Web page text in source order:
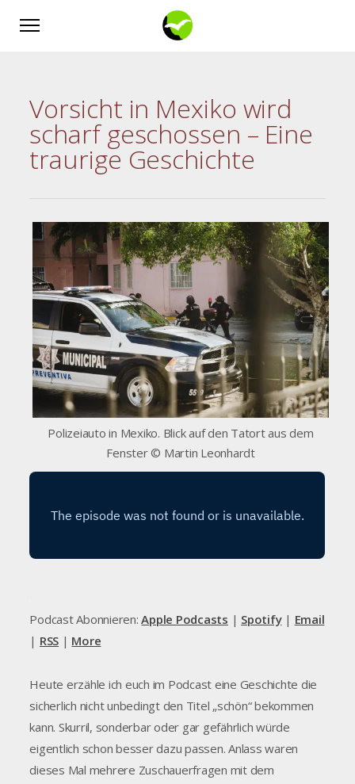
Vorsicht in Mexiko wird
scharf geschossen – Eine
traurige Geschichte
Polizeiauto in Mexiko. Blick auf den Tatort aus dem
Fenster © Martin Leonhardt
Podcast Abonnieren:Apple Podcasts | Spotify| Email
| RSS | More
Heute erzähle ich euch im Podcast eine Geschichte die
sicherlich nicht unbedingt den Titel „schön“ bekommen
kann. Skurril, sonderbar oder gar gefährlich würde
eigentlich schon besser dazu passen. Anlass waren
dieses Mal mehrere Zuschauerfragen mit dem